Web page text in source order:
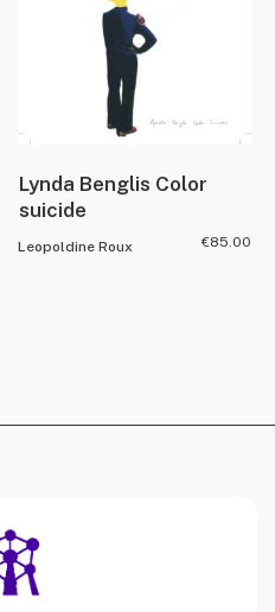
Lynda Benglis Color
suicide
Leopoldine Roux €85.00